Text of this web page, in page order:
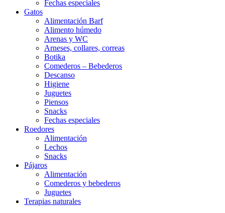
Fechas especiales
Gatos
Alimentación Barf
Alimento húmedo
Arenas y WC
Arneses, collares, correas
Botika
Comederos – Bebederos
Descanso
Higiene
Juguetes
Piensos
Snacks
Fechas especiales
Roedores
Alimentación
Lechos
Snacks
Pájaros
Alimentación
Comederos y bebederos
Juguetes
Terapias naturales